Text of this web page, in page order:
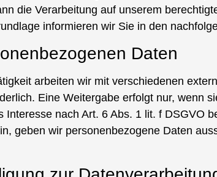
die Verarbeitung auf unserem
informieren wir Sie in den
Daten
arbeiten wir mit verschiedenen
Eine Weitergabe erfolgt nur, wenn
Interesse nach Art. 6 Abs. 1 lit. f DSGVO
geben wir personenbezogene Daten